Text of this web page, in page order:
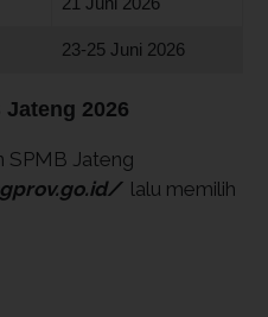
23-25 Juni 2026
2026
SPMB Jateng
lalu memilih